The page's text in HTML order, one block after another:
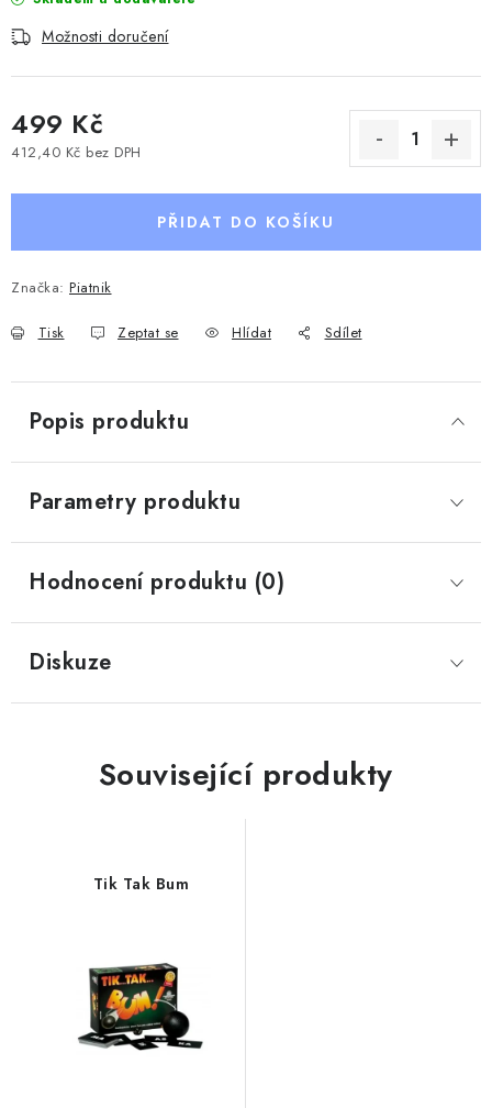
Provizní systém
Možnosti doručení
499 Kč
412,40 Kč bez DPH
PŘIDAT DO KOŠÍKU
Značka: Piatnik
Tisk Zeptat se Hlídat Sdílet
Popis produktu
Parametry produktu
Hodnocení produktu (0)
Diskuze
Související produkty
Tik Tak Bum